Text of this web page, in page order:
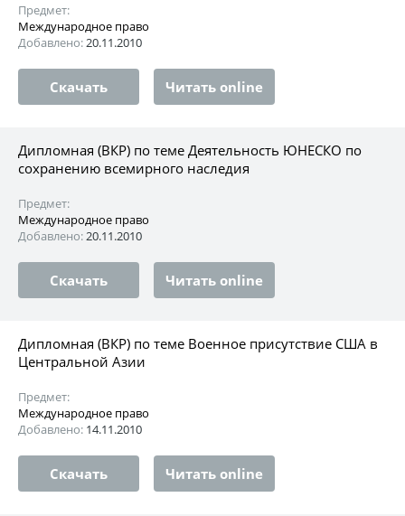
Предмет:
Международное право
Добавлено:20.11.2010
Скачать Читать online
Дипломная (ВКР) по теме Деятельность ЮНЕСКО по
сохранению всемирного наследия
Предмет:
Международное право
Добавлено:20.11.2010
Скачать Читать online
Дипломная (ВКР) по теме Военное присутствие США в
Центральной Азии
Предмет:
Международное право
Добавлено: 14.11.2010
Скачать Читать online